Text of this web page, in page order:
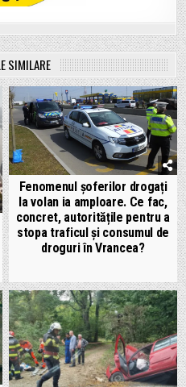
SIMILARE
Fenomenul șoferilor drogați
la volan ia amploare. Ce fac,
concret, autoritățile pentru a
stopa traficul și consumul de
droguri în Vrancea?